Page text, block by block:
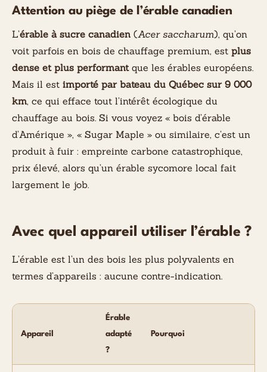
Attention au piège de l’érable canadien
L’érable à sucre canadien (Acer saccharum), qu’on
voit parfois en bois de chauffage premium, est plus
dense et plus performantque les érables européens.
Mais il est importé par bateau du Québec sur 9 000
km, ce qui efface tout l’intérêt écologique du
chauffage au bois. Si vous voyez « bois d’érable
d’Amérique », « Sugar Maple » ou similaire, c’est un
produit à fuir : empreinte carbone catastrophique,
prix élevé, alors qu’un érable sycomore local fait
largement le job.
Avec quel appareil utiliser l’érable ?
L’érable est l’un des bois les plus polyvalents en
termes d’appareils : aucune contre-indication.
Appareil
Érable
adapté
?
Pourquoi